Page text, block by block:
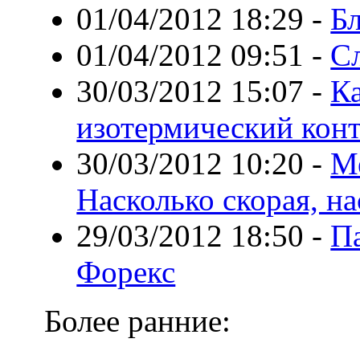
01/04/2012 18:29 -
01/04/2012 09:51 -
30/03/2012 15:07 -
изотермический
30/03/2012 10:20 -
Насколько скорая,
29/03/2012 18:50 -
Форекс
Более ранние: